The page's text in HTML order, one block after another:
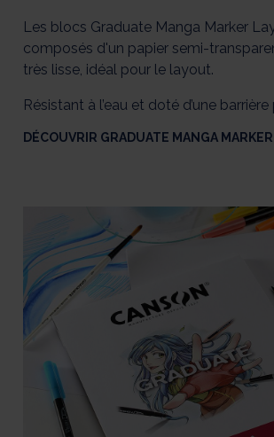
Les blocs Graduate Manga Marker
composés d'un papier semi-
très lisse, idéal pour le layout.
Résistant à l’eau et doté d’une
DÉCOUVRIR GRADUATE MANGA